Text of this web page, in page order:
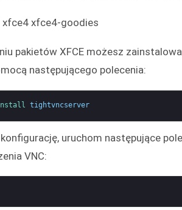
xfce4-goodies
pakietów XFCE możesz
następującego polecenia:
tightvncserver
uruchom następujące
VNC: